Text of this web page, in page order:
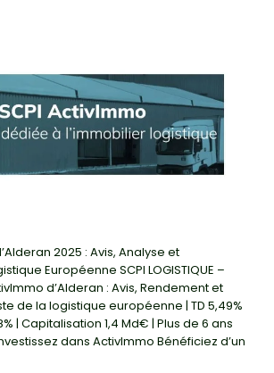
2025 : Avis, Analyse et
Européenne SCPI LOGISTIQUE –
d’Alderan : Avis, Rendement et
de la logistique européenne | TD 5,49%
| Capitalisation 1,4 Md€ | Plus de 6 ans
dans ActivImmo Bénéficiez d’un